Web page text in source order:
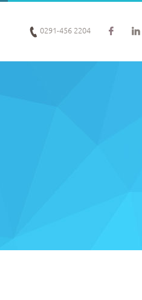
0291-456 2204